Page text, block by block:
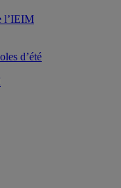
l’IEIM
d’été